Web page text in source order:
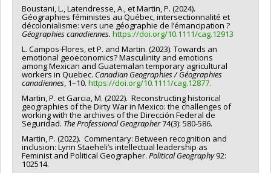
Boustani, L., Latendresse, A., et Martin, P. (2024).
Géographies féministes au Québec, intersectionnalité et
décolonialisme: vers une géographie de l’émancipation ?
Géographies canadiennes. https://doi.org/10.1111/cag.12913
L. Campos-Flores, et P. and Martin. (2023). Towards an
emotional geoeconomics? Masculinity and emotions
among Mexican and Guatemalan temporary agricultural
workers in Quebec. Canadian Geographies / Géographies
canadiennes, 1–10. https://doi.org/10.1111/cag.12877.
Martin, P. et Garcia, M. (2022). Reconstructing historical
geographies of the Dirty War in Mexico: the challenges of
working with the archives of the Dirección Federal de
Seguridad. The Professional Geographer74(3): 580-586.
Martin, P. (2022). Commentary: Between recognition and
inclusion: Lynn Staeheli’s intellectual leadership as
Feminist and Political Geographer. Political Geography92:
102514.